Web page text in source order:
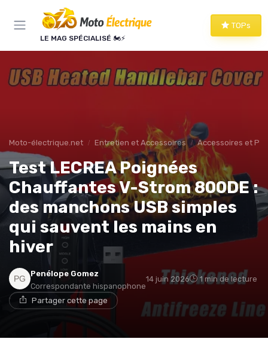
LE MAG SPÉCIALISÉ 🏍️⚡
TOPs
Moto-électrique.net Entretien et Accessoires Accessoires et
Test LECREA Poignées
Chauffantes V-Strom 800DE :
des manchons USB simples
qui sauvent les mains en
hiver
Penélope Gomez
Correspondante hispanophone
14 juin 2026 1 min de lecture
Partager cette page
Panneau de gestion des cookies